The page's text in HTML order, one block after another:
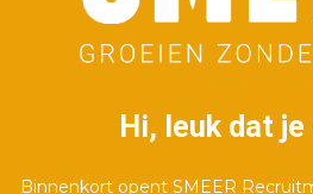
Hi, leuk dat
Binnenkort opent SMEER